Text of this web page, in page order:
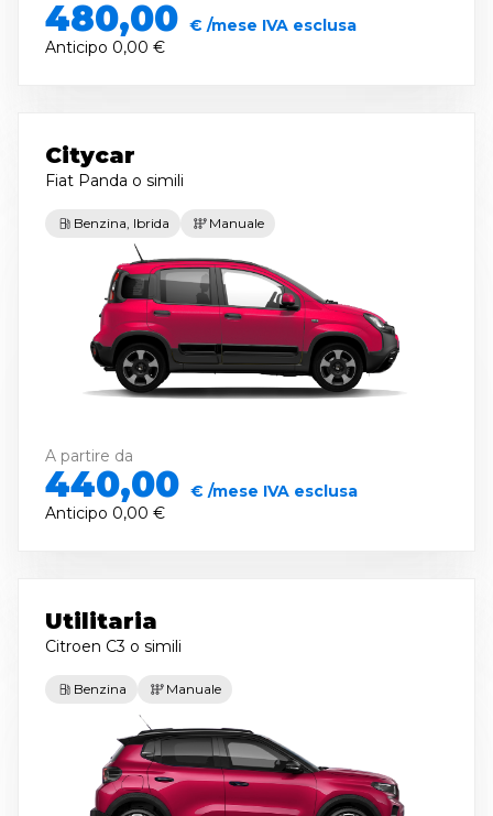
480,00 € /mese IVA esclusa
Anticipo 0,00 €
Citycar
Fiat Panda o simili
Benzina, Ibrida Manuale
A partire da
440,00 € /mese IVA esclusa
Anticipo 0,00 €
Utilitaria
Citroen C3 o simili
Benzina Manuale